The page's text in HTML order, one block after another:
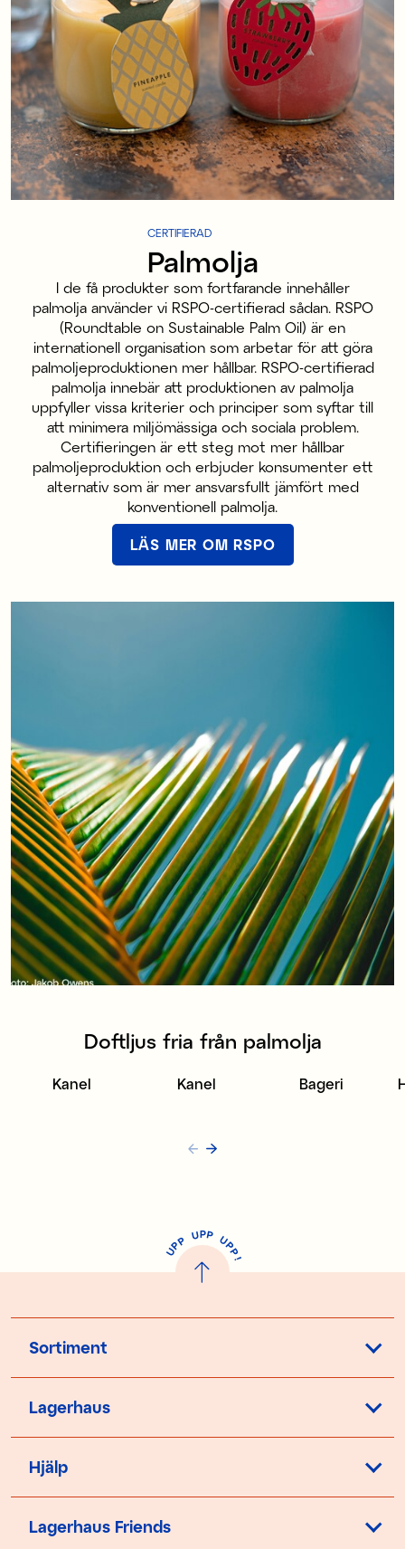
CERTIFIERAD
Palmolja
I de få produkter som fortfarande innehåller
palmolja använder vi RSPO-certifierad sådan. RSPO
(Roundtable on Sustainable Palm Oil) är en
internationell organisation som arbetar för att göra
palmoljeproduktionen mer hållbar. RSPO-certifierad
palmolja innebär att produktionen av palmolja
uppfyller vissa kriterier och principer som syftar till
att minimera miljömässiga och sociala problem.
Certifieringen är ett steg mot mer hållbar
palmoljeproduktion och erbjuder konsumenter ett
alternativ som är mer ansvarsfullt jämfört med
konventionell palmolja.
LÄS MER OM RSPO
Doftljus fria från palmolja
Kanel Kanel Bageri
U
P
P UPP UP
P
!
Sortiment
Lagerhaus
Hjälp
Lagerhaus Friends